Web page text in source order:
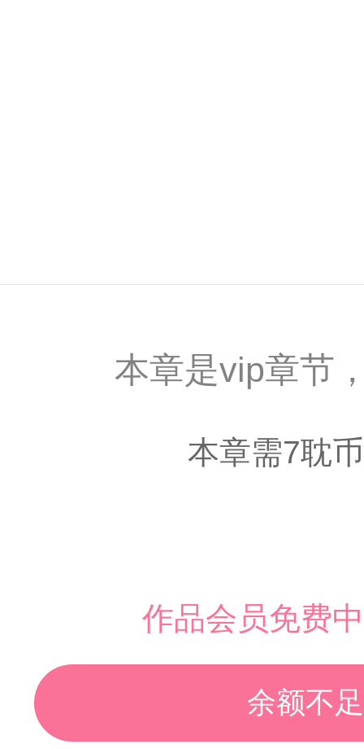
本章是vip章节
本章需7耽
作品会员免费中
余额不